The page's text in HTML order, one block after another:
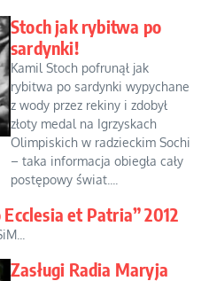
Stoch jak rybitwa po
sardynki!
Kamil Stoch pofrunął jak
rybitwa po sardynki wypychane
z wody przez rekiny i zdobył
złoty medal na Igrzyskach
Olimpiskich w radzieckim Sochi
– taka informacja obiegła cały
postępowy świat....
et Patria” 2012
Zasługi Radia Maryja